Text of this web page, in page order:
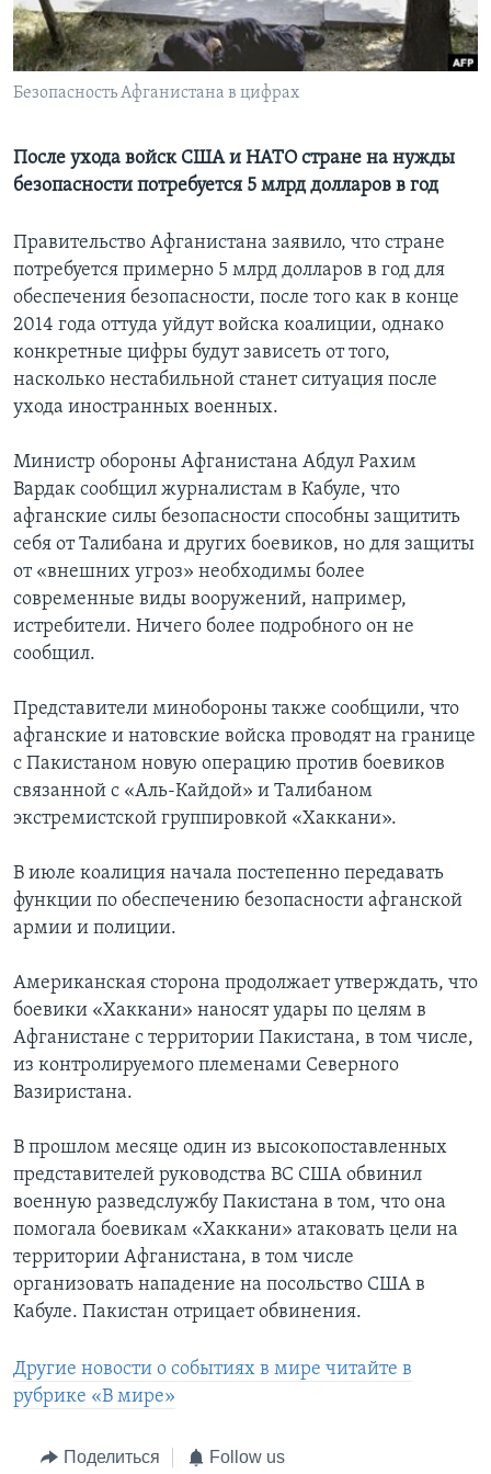
Learning English
СОЦИАЛЬНЫЕ СЕТИ
Безопасность Афганистана в цифрах
После ухода войск США и НАТО стране на нужды
безопасности потребуется 5 млрд долларов в год
Правительство Афганистана заявило, что стране
потребуется примерно 5 млрд долларов в год для
обеспечения безопасности, после того как в конце
2014 года оттуда уйдут войска коалиции, однако
конкретные цифры будут зависеть от того,
насколько нестабильной станет ситуация после
ухода иностранных военных.
Министр обороны Афганистана Абдул Рахим
Вардак сообщил журналистам в Кабуле, что
афганские силы безопасности способны защитить
себя от Талибана и других боевиков, но для защиты
от «внешних угроз» необходимы более
современные виды вооружений, например,
истребители. Ничего более подробного он не
сообщил.
Представители минобороны также сообщили, что
афганские и натовские войска проводят на границе
с Пакистаном новую операцию против боевиков
связанной с «Аль-Кайдой» и Талибаном
экстремистской группировкой «Хаккани».
В июле коалиция начала постепенно передавать
функции по обеспечению безопасности афганской
армии и полиции.
Американская сторона продолжает утверждать, что
боевики «Хаккани» наносят удары по целям в
Афганистане с территории Пакистана, в том числе,
из контролируемого племенами Северного
Вазиристана.
В прошлом месяце один из высокопоставленных
представителей руководства ВС США обвинил
военную разведслужбу Пакистана в том, что она
помогала боевикам «Хаккани» атаковать цели на
территории Афганистана, в том числе
организовать нападение на посольство США в
Кабуле. Пакистан отрицает обвинения.
Другие новости о событиях в мире читайте в
рубрике «В мире»
Поделиться Follow us